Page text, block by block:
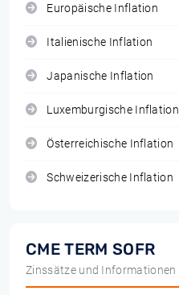
Europäische Inflation
Italienische Inflation
Japanische Inflation
Luxemburgische Inflation
Österreichische Inflation
Schweizerische Inflation
CME TERM SOFR
Zinssätze und Informationen